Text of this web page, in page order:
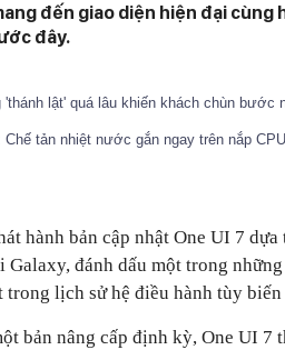
đến giao diện hiện đại cùng
đây.
'thánh lật' quá lâu khiến khách chùn bước
Chế tản nhiệt nước gắn ngay trên nắp
hành bản cập nhật One UI 7
Galaxy, đánh dấu một trong
lịch sử hệ điều hành tùy biến
bản nâng cấp định kỳ, One UI 7